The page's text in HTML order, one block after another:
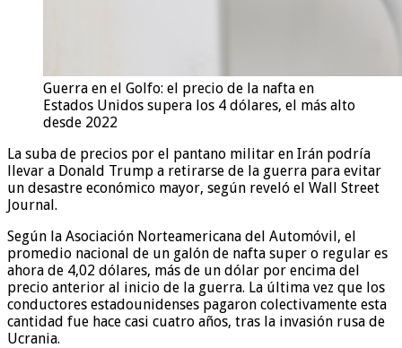
Guerra en el Golfo: el precio de la nafta en
Estados Unidos supera los 4 dólares, el más alto
desde 2022
La suba de precios por el pantano militar en Irán podría
llevar a Donald Trump a retirarse de la guerra para evitar
un desastre económico mayor, según reveló el Wall Street
Journal.
Según la Asociación Norteamericana del Automóvil, el
promedio nacional de un galón de nafta super o regular es
ahora de 4,02 dólares, más de un dólar por encima del
precio anterior al inicio de la guerra. La última vez que los
conductores estadounidenses pagaron colectivamente esta
cantidad fue hace casi cuatro años, tras la invasión rusa de
Ucrania.